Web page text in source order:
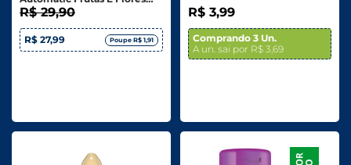
Vibrantes Oferta Especial
R$ 29,90
R$ 27,99 Poupe R$ 1,91
R$ 3,99
Comprando 3 Un.
A un. sai por R$ 3,69